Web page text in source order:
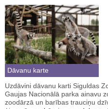
Dāvanu karte
Uzdāvini dāvanu karti Siguldas
Gaujas Nacionālā parka ainavu
zoodārzā un barības trauciņu